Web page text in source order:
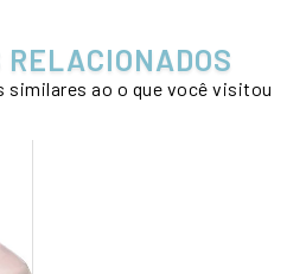
RELACIONADOS
ao o que você visitou